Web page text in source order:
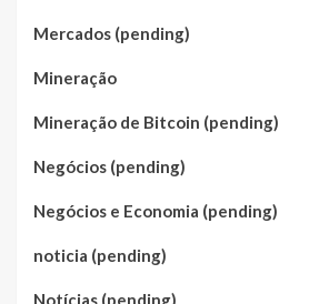
Mercados (pending)
Mineração
Mineração de Bitcoin (pending)
Negócios (pending)
Negócios e Economia (pending)
noticia (pending)
Notícias (pending)